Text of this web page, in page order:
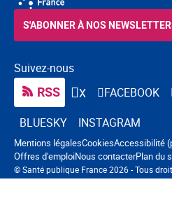
Suivez-nous
RSS X FACEBOOK
BLUESKY
INSTAGRAM
S'ABONNER À NOS
© Santé publique France 2026 - Tous
Navigation pied de page
Mentions légalesCookiesAccessibilité
Offres d'emploiNous contacterPlan du